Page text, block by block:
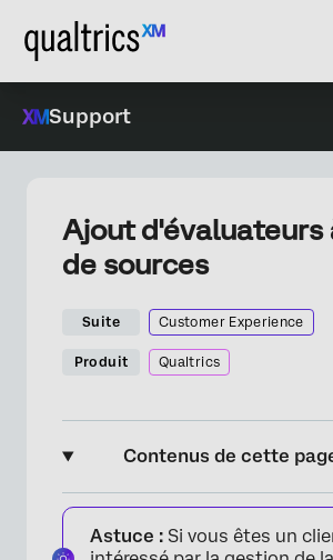
Support
Ajout d'évaluateurs
de sources
Suite Customer Experience
Produit Qualtrics
Contenus de cette
À propos de l’ajout d’évaluateurs
sources
Astuce : Si vous êtes un